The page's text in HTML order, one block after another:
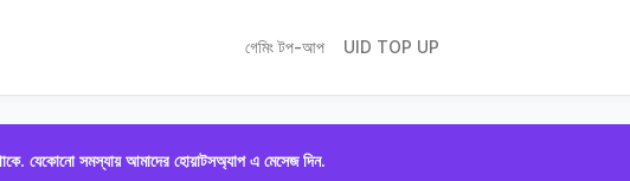
গেমিং টপ-আপ UID TOP UP
সমস্যায় আমাদের হোয়াটসঅ্যাপ এ মেসেজ দিন.